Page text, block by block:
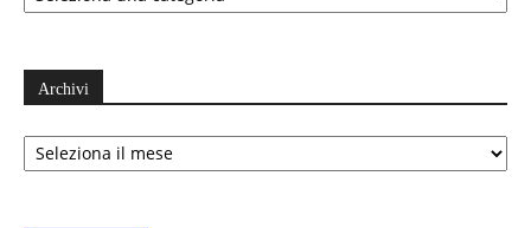
Archivi
Archivi